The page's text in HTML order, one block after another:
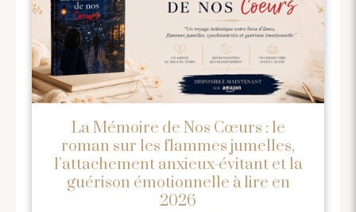
La Mémoire de Nos Cœurs : le
roman sur les flammes jumelles,
l’attachement anxieux-évitant et la
guérison émotionnelle à lire en
2026